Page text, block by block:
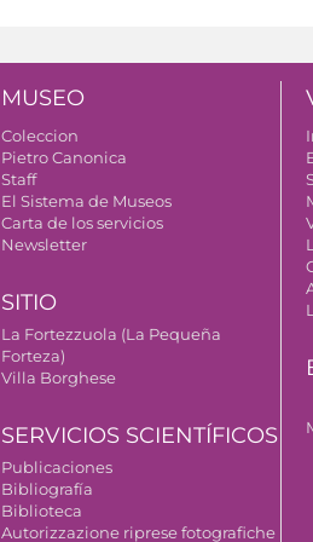
MUSEO
Coleccion
Pietro Canonica
Staff
El Sistema de Museos
Carta de los servicios
Newsletter
SITIO
La Fortezzuola (La Pequeña
Forteza)
Villa Borghese
SERVICIOS SCIENTÍFICOS
Publicaciones
Bibliografía
Biblioteca
Autorizzazione riprese fotografiche